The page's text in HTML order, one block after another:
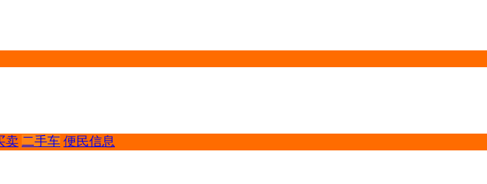
卖 二手车 便民信息